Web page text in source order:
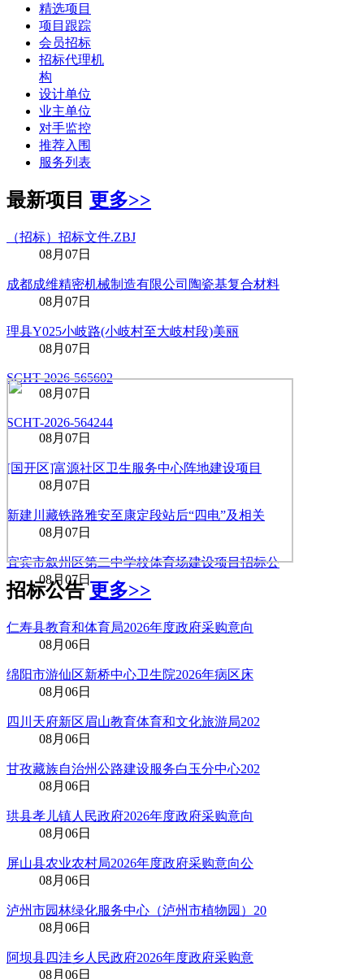
精选项目
项目跟踪
会员招标
招标代理机
构
设计单位
业主单位
对手监控
推荐入围
服务列表
最新项目 更多>>
（招标）招标文件.ZBJ
08月07日
成都成维精密机械制造有限公司陶瓷基复合材料
08月07日
理县Y025小岐路(小岐村至大岐村段)美丽
08月07日
SCHT-2026-565602
08月07日
SCHT-2026-564244
08月07日
[国开区]富源社区卫生服务中心阵地建设项目
08月07日
新建川藏铁路雅安至康定段站后“四电”及相关
08月07日
宜宾市叙州区第二中学校体育场建设项目招标公
08月07日
招标公告 更多>>
仁寿县教育和体育局2026年度政府采购意向
08月06日
绵阳市游仙区新桥中心卫生院2026年病区床
08月06日
四川天府新区眉山教育体育和文化旅游局202
08月06日
甘孜藏族自治州公路建设服务白玉分中心202
08月06日
珙县孝儿镇人民政府2026年度政府采购意向
08月06日
屏山县农业农村局2026年度政府采购意向公
08月06日
泸州市园林绿化服务中心（泸州市植物园）20
08月06日
阿坝县四洼乡人民政府2026年度政府采购意
08月06日